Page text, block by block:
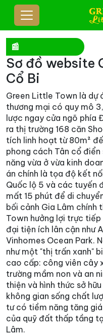
📰
Sơ đồ website
Cổ Bi
Green Little Town là dự
thương mại có quy mô
lược ngay cửa ngõ phía
ra thị trường 168 căn
tích linh hoạt từ 80m²
phong cách Tân cổ
năng vừa ở vừa kinh
án chính là tọa độ kết
Quốc lộ 5 và các tuyến
mất 15 phút để di
bối cảnh Gia Lâm chính
Town hưởng lợi trực
đại tiện ích lân cận như
Vinhomes Ocean Park.
như một "thị trấn xanh"
cao cấp: công viên cây
trường mầm non và an
thiện và hình thức sở
không gian sống chất
tư có tiềm năng tăng
của quỹ đất thấp tầng
Lâm.